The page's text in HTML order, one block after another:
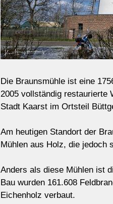
Die Braunsmühle ist eine
2005 vollständig restaurierte
Stadt Kaarst im Ortsteil
Am heutigen Standort der
Mühlen aus Holz, die jedoch
Anders als diese Mühlen ist
Bau wurden 161.608
Eichenholz verbaut.